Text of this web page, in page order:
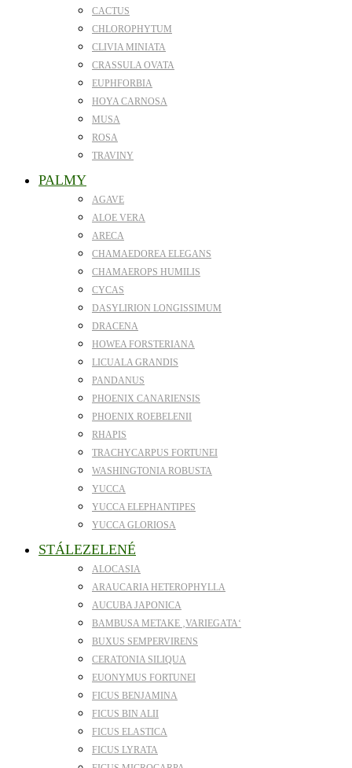
CACTUS
CHLOROPHYTUM
CLIVIA MINIATA
CRASSULA OVATA
EUPHFORBIA
HOYA CARNOSA
MUSA
ROSA
TRAVINY
PALMY
AGAVE
ALOE VERA
ARECA
CHAMAEDOREA ELEGANS
CHAMAEROPS HUMILIS
CYCAS
DASYLIRION LONGISSIMUM
DRACENA
HOWEA FORSTERIANA
LICUALA GRANDIS
PANDANUS
PHOENIX CANARIENSIS
PHOENIX ROEBELENII
RHAPIS
TRACHYCARPUS FORTUNEI
WASHINGTONIA ROBUSTA
YUCCA
YUCCA ELEPHANTIPES
YUCCA GLORIOSA
STÁLEZELENÉ
ALOCASIA
ARAUCARIA HETEROPHYLLA
AUCUBA JAPONICA
BAMBUSA METAKE ‚VARIEGATA‘
BUXUS SEMPERVIRENS
CERATONIA SILIQUA
EUONYMUS FORTUNEI
FICUS BENJAMINA
FICUS BIN ALII
FICUS ELASTICA
FICUS LYRATA